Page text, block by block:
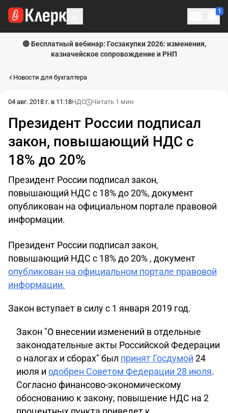
1
🔴 Бесплатный вебинар: Госзакупки 2026: изменения,
казначейское сопровождение и РНП
Новости для бухгалтера
04 авг. 2018 г. в 11:18НДС Читать 1 мин
Президент России подписал
закон, повышающий НДС с
18% до 20%
Президент России подписал закон,
повышающий НДС с 18% до 20%, документ
опубликован на официальном портале правовой
информации.
Президент России подписал закон,
повышающий НДС с 18% до 20% , документ
опубликован на официальном портале правовой
информации.
Закон вступает в силу с 1 января 2019 год.
Закон "О внесении изменений в отдельные
законодательные акты Российской Федерации
о налогах и сборах" был принят Госдумой 24
июля и одобрен Советом Федерации 28 июля.
Согласно финансово-экономическому
обоснованию к закону, повышение НДС на 2